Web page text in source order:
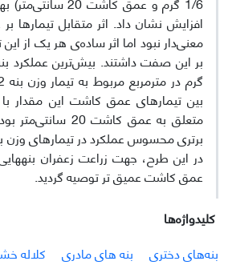
افزایش نشان داد. اثر متقابل تیمارها
معنی‌دار نبود اما اثر ساده‌ی هر یک از این
متعلق به عمق کاشت
برتری محسوس عملکرد در تیمارهای وزن
در این طرح، جهت زراعت زعفران بنه­هایی
عمق کاشت عمیق تر توصیه گردید.
کلیدواژه‌ها
بنه‌های دختری
بنه های مادری کلاله